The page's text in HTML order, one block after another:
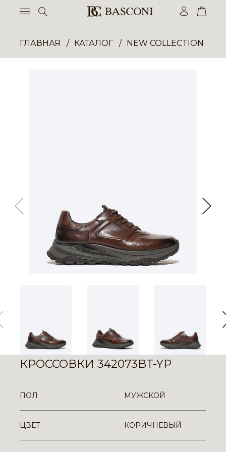
ГЛАВНАЯ КАТАЛОГ NEW COLLECTION
КРОССОВКИ 342073BT-YP
ПОЛ МУЖСКОЙ
ЦВЕТ КОРИЧНЕВЫЙ